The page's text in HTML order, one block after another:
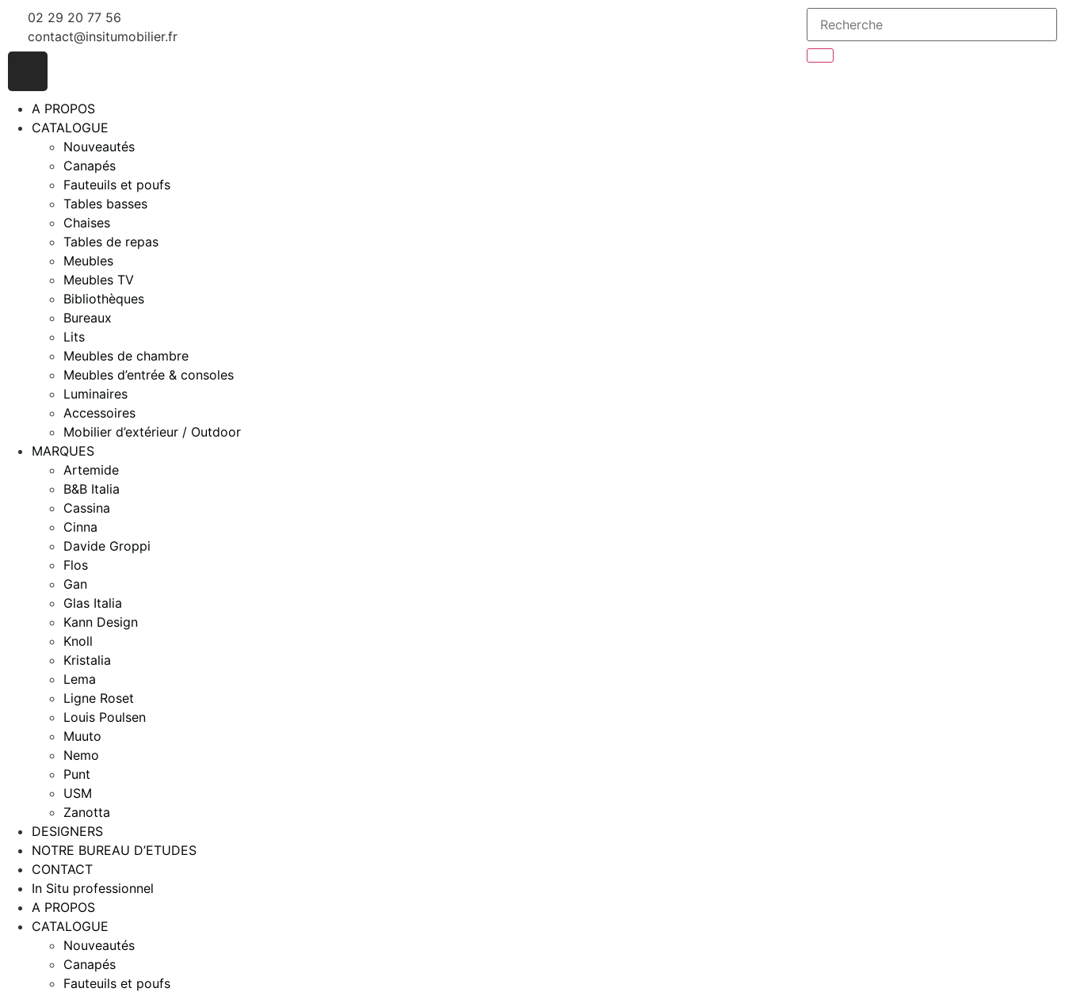
02 29 20 77 56
contact@insitumobilier.fr
A PROPOS
CATALOGUE
Nouveautés
Canapés
Fauteuils et poufs
Tables basses
Chaises
Tables de repas
Meubles
Meubles TV
Bibliothèques
Bureaux
Lits
Meubles de chambre
Meubles d’entrée & consoles
Luminaires
Accessoires
Mobilier d’extérieur / Outdoor
MARQUES
Artemide
B&B Italia
Cassina
Cinna
Davide Groppi
Flos
Gan
Glas Italia
Kann Design
Knoll
Kristalia
Lema
Ligne Roset
Louis Poulsen
Muuto
Nemo
Punt
USM
Zanotta
DESIGNERS
NOTRE BUREAU D’ETUDES
CONTACT
In Situ professionnel
A PROPOS
CATALOGUE
Nouveautés
Canapés
Fauteuils et poufs